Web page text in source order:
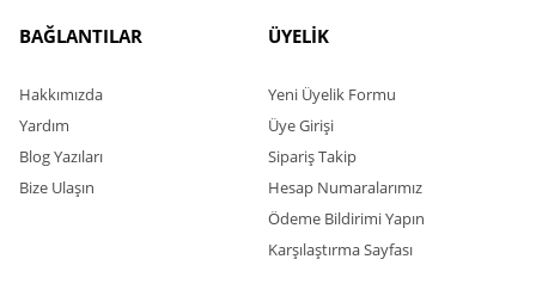
BAĞLANTILAR
Hakkımızda
Yardım
Blog Yazıları
Bize Ulaşın
ÜYELİK
Yeni Üyelik Formu
Üye Girişi
Sipariş Takip
Hesap Numaralarımız
Ödeme Bildirimi Yapın
Karşılaştırma Sayfası